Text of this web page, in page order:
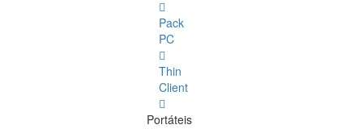
Pack
PC
Thin
Client
Portáteis